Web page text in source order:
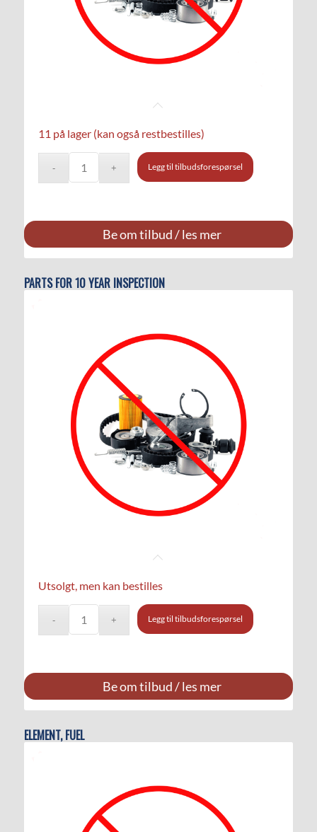
11 på lager (kan også restbestilles)
Legg til tilbudsforespørsel
Be om tilbud / les mer
PARTS FOR 10 YEAR INSPECTION
Utsolgt, men kan bestilles
Legg til tilbudsforespørsel
Be om tilbud / les mer
ELEMENT, FUEL